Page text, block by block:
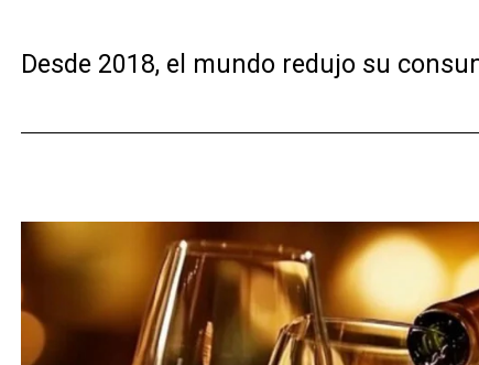
Desde 2018, el mundo redujo su